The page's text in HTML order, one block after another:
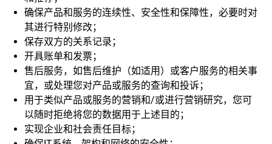
确保产品和服务的连续性、安全性和保障性，必要时对
其进行特别修改；
保存双方的关系记录；
开具账单和发票；
售后服务，如售后维护（如适用）或客户服务的相关事
宜，或处理您对产品或服务的查询和投诉；
用于类似产品或服务的营销和/或进行营销研究，您可
以随时拒绝将您的数据用于上述目的；
实现企业和社会责任目标；